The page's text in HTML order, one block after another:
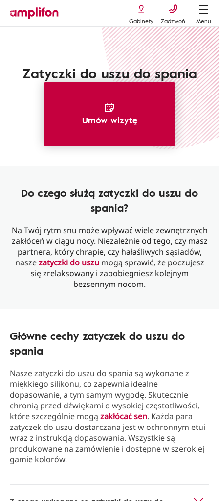
Gabinety Zadzwoń
Menu
Zatyczki do spania
Zatyczki do uszu do spania
Umów wizytę
Do czego służą zatyczki do uszu do
spania?
Na Twój rytm snu może wpływać wiele zewnętrznych
zakłóceń w ciągu nocy. Niezależnie od tego, czy masz
partnera, który chrapie, czy hałaśliwych sąsiadów,
naszezatyczki do uszumogą sprawić, że poczujesz
się zrelaksowany i zapobiegniesz kolejnym
bezsennym nocom.
Główne cechy zatyczek do uszu do
spania
Nasze zatyczki do uszu do spania są wykonane z
miękkiego silikonu, co zapewnia idealne
dopasowanie, a tym samym wygodę. Skutecznie
chronią przed dźwiękami o wysokiej częstotliwości,
które szczególnie mogą zakłócać sen. Każda para
zatyczek do uszu dostarczana jest w ochronnym etui
wraz z instrukcją dopasowania. Wszystkie są
produkowane na zamówienie i dostępne w szerokiej
gamie kolorów.